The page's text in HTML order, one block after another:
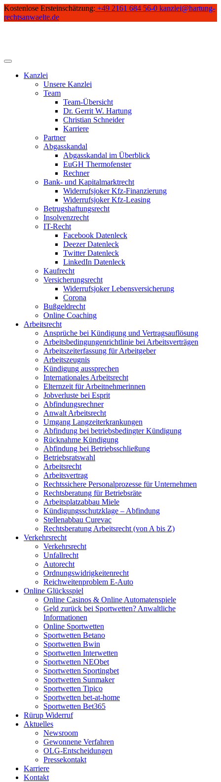
Skip
to
Kostenlose Ersteinschätzung: +49 2161 684 56-0 kanzlei@hartung-
rechtsanwaelte.de
Kanzlei
Unsere Kanzlei
Team
Team-Übersicht
Dr. Gerrit W. Hartung
Christian Schneider
Karriere
Partner
Abgasskandal
Abgasskandal im Überblick
EuGH Thermofenster
Rechner
Bank- und Kapitalmarktrecht
Widerrufsjoker Kfz-Finanzierung
Widerrufsjoker Kfz-Leasing
Betrugshaftungsrecht
Insolvenzrecht
IT-Recht
Facebook Datenleck
Deezer Datenleck
Twitter Datenleck
LinkedIn Datenleck
Kaufrecht
Versicherungsrecht
Widerrufsjoker Lebensversicherung
Corona
Bußgeldrecht
Online Coaching
Arbeitsrecht
Ansprüche bei Kündigung und Vertragsauflösung
Arbeitsbedingungenrichtlinie bei Arbeitsverträgen
Arbeitszeiterfassung für Arbeitgeber
Arbeitszeugnis
Kündigung aussprechen
Internationales Arbeitsrecht
Elternzeit für Arbeitnehmerinnen
Jobverluste bei Esprit
Abfindungsrechner
Anwalt Arbeitsrecht
Umgang Langzeiterkrankungen
Abfindung bei betriebsbedingter Kündigung
Rücknahme Kündigung
Abfindung bei Betriebsschließung
Betriebsratswahl
Arbeitsrecht
Arbeitsvertrag
Rechtssichere Personalprozesse für Unternehmen
Rechtsberatung für Betriebsräte
Arbeitsplatzabbau Miele
Kündigungsschutzklage – Abfindung
Stellenabbau Curevac
Rechtsberatung Arbeitsrecht (von A bis Z)
Verkehrsrecht
Verkehrsrecht
Unfallrecht
Autorecht
Ordnungswidrigkeitenrecht
Reichweitenproblem E-Auto
Online Glücksspiel
Online Casinos & Online Automatenspiele
Geld zurück bei Sportwetten? Anwaltliche
Informationen
Online Sportwetten
Sportwetten Betano
Sportwetten Bwin
Sportwetten Interwetten
Sportwetten NEObet
Sportwetten Sportingbet
Sportwetten Sunmaker
Sportwetten Tipico
Sportwetten bet-at-home
Sportwetten Bet365
Rürup Widerruf
Aktuelles
Newsroom
Gewonnene Verfahren
OLG-Entscheidungen
Pressekontakt
Karriere
Kontakt